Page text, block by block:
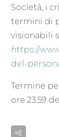
Società, i
termini di
visionabili
https://
del-
Termine
ore 23.59